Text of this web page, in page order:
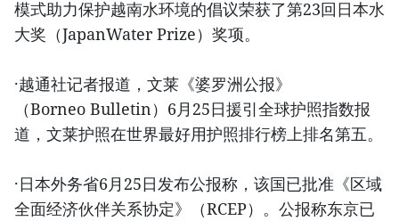
模式助力保护越南水环境的倡议荣获了第23回日本水
大奖（JapanWater Prize）奖项。
·越通社记者报道，文莱《婆罗洲公报》
（Borneo Bulletin）6月25日援引全球护照指数报
道，文莱护照在世界最好用护照排行榜上排名第五。
·日本外务省6月25日发布公报称，该国已批准《区域
全面经济伙伴关系协定》（RCEP）。公报称东京已